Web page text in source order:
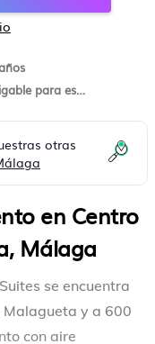
para estancias largas
otras
en Centro
Málaga
se encuentra
Malagueta y a 600
con aire